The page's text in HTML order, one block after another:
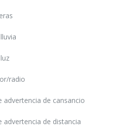
radio
advertencia de cansancio
advertencia de distancia